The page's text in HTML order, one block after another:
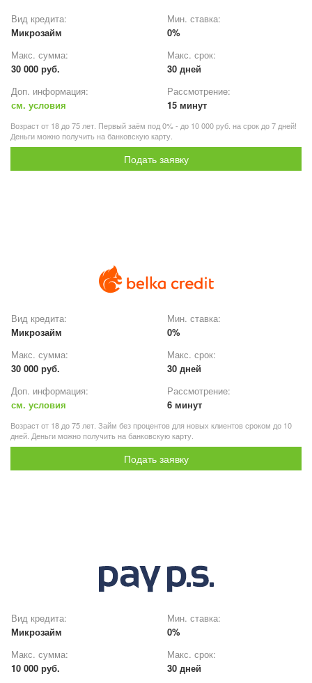
Вид кредита:
Микрозайм
Мин. ставка:
0%
Макс. сумма:
30 000 руб.
Макс. срок:
30 дней
Доп. информация:
см. условия
Рассмотрение:
15 минут
Возраст от 18 до 75 лет. Первый заём под 0% - до 10 000 руб. на срок до 7 дней!
Деньги можно получить на банковскую карту.
Подать заявку
Вид кредита:
Микрозайм
Мин. ставка:
0%
Макс. сумма:
30 000 руб.
Макс. срок:
30 дней
Доп. информация:
см. условия
Рассмотрение:
6 минут
Возраст от 18 до 75 лет. Займ без процентов для новых клиентов сроком до 10
дней. Деньги можно получить на банковскую карту.
Подать заявку
Вид кредита:
Микрозайм
Мин. ставка:
0%
Макс. сумма:
10 000 руб.
Макс. срок:
30 дней